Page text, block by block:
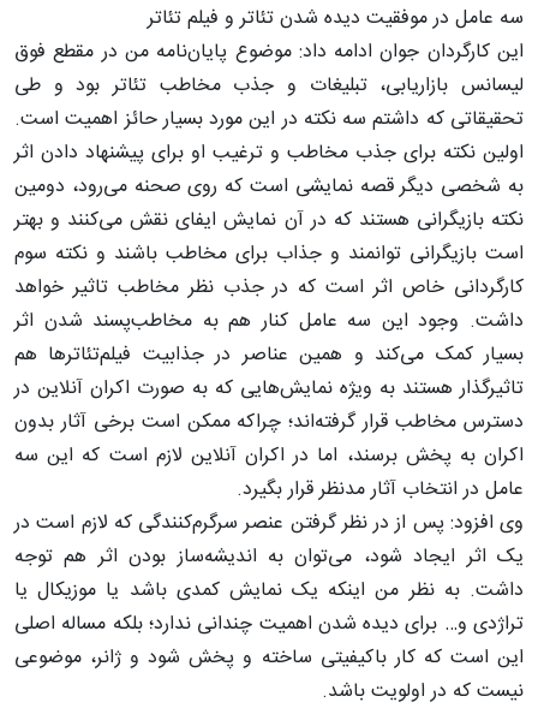
سه عامل در موفقیت دیده شدن تئاتر و فیلم تئاتر
این کارگردان جوان ادامه داد: موضوع پایان‌نامه من در مقطع فوق
لیسانس بازاریابی، تبلیغات و جذب مخاطب تئاتر بود و طی
تحقیقاتی که داشتم سه نکته در این مورد بسیار حائز اهمیت است.
اولین نکته برای جذب مخاطب و ترغیب او برای پیشنهاد دادن اثر
به شخصی دیگر قصه نمایشی است که روی صحنه می‌رود، دومین
نکته بازیگرانی هستند که در آن نمایش ایفای نقش می‌کنند و بهتر
است بازیگرانی توانمند و جذاب برای مخاطب باشند و نکته سوم
کارگردانی خاص اثر است که در جذب نظر مخاطب تاثیر خواهد
داشت. وجود این سه عامل کنار هم به مخاطب‌پسند شدن اثر
بسیار کمک می‌کند و همین عناصر در جذابیت فیلم‌تئاترها هم
تاثیرگذار هستند به ویژه نمایش‌هایی که به صورت اکران آنلاین در
دسترس مخاطب قرار گرفته‌اند؛ چراکه ممکن است برخی آثار بدون
اکران به پخش برسند، اما در اکران آنلاین لازم است که این سه
عامل در انتخاب آثار مدنظر قرار بگیرد.
وی افزود: پس از در نظر گرفتن عنصر سرگرم‌کنندگی که لازم است در
یک اثر ایجاد شود، می‌توان به اندیشه‌ساز بودن اثر هم توجه
داشت. به نظر من اینکه یک نمایش کمدی باشد یا موزیکال یا
تراژدی و… برای دیده شدن اهمیت چندانی ندارد؛ بلکه مساله اصلی
این است که کار باکیفیتی ساخته و پخش شود و ژانر، موضوعی
نیست که در اولویت‌ باشد.